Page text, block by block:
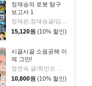
정재승의 로봇 탐구
보고서 1
15,120원 (10% 할인)
시끌시끌 소음공해 이
제 그만!
정연숙 글/최민오 그림/(사)한국소음진동공학회 감수
10,800원 (10% 할인)